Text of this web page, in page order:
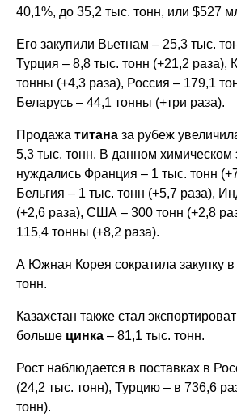
40,1%, до 35,2 тыс. тонн, или $527
Его закупили Вьетнам – 25,3 тыс.
Турция – 8,8 тыс. тонн (+21,2 раза),
тонны (+4,3 раза), Россия – 179,1
Беларусь – 44,1 тонны (+три раза).
Продажатитана за рубеж
5,3 тыс. тонн. В данном химическом
нуждались Франция – 1 тыс. тонн
Бельгия – 1 тыс. тонн (+5,7 раза),
(+2,6 раза), США – 300 тонн (+2,8
115,4 тонны (+8,2 раза).
А Южная Корея сократила закупку
тонн.
Казахстан также стал
больше цинка – 81,1 тыс. тонн.
Рост наблюдается в поставках в
(24,2 тыс. тонн), Турцию – в 736,6
тонн).